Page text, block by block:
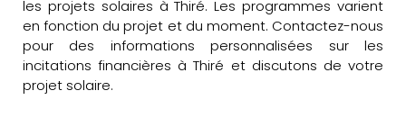
les projets solaires à Thiré. Les programmes varient
en fonction du projet et du moment. Contactez-nous
pour des informations personnalisées sur les
incitations financières à Thiré et discutons de votre
projet solaire.